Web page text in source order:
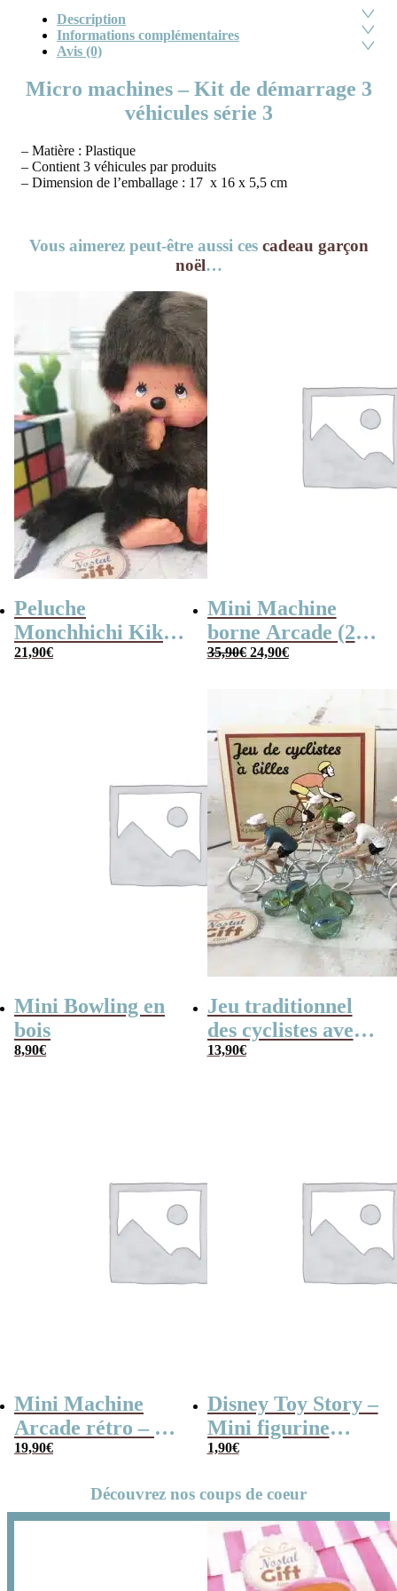
Description
Informations complémentaires
Avis (0)
Micro machines – Kit de démarrage 3
véhicules série 3
– Matière : Plastique
– Contient 3 véhicules par produits
– Dimension de l’emballage : 17 x 16 x 5,5 cm
Vous aimerez peut-être aussi ces cadeau garçon
noël…
Peluche
Monchhichi Kiki
l’original (20 cm)
21,90€
Mini Machine
borne Arcade (240
jeux)
35,90€ Le
24,90€Le
24,90€.
Mini Bowling en
bois
8,90€
Jeu traditionnel
des cyclistes avec
billes – billes et
13,90€
Mini Machine
Arcade rétro – 26
jeux et 99 niveaux
19,90€
Disney Toy Story –
Mini figurine
mystère série B
1,90€
Découvrez nos coups de coeur